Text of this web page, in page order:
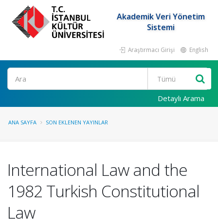
Akademik Veri Yönetim
Sistemi
Araştırmacı Girişi English
Ara
Detaylı Arama
ANA SAYFA SON EKLENEN YAYINLAR
International Law and the
1982 Turkish Constitutional
Law